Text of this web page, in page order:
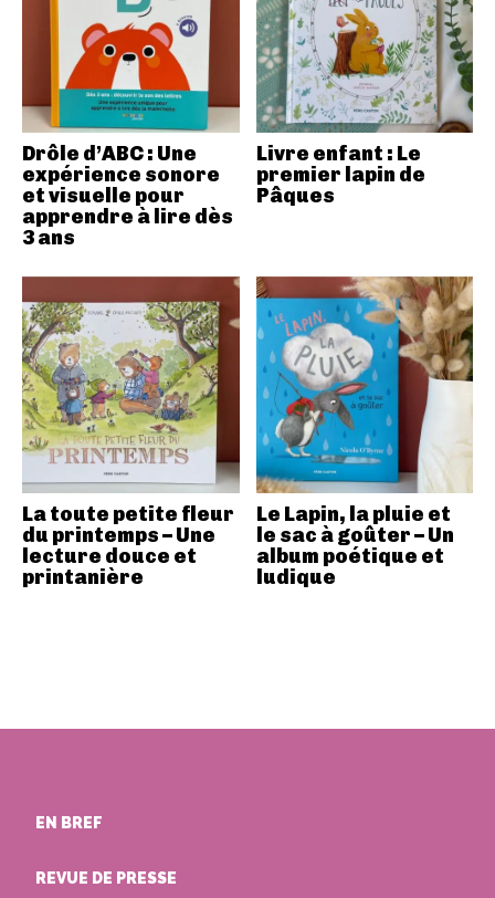
Drôle d’ABC : Une
expérience sonore
et visuelle pour
apprendre à lire dès
3 ans
Livre enfant : Le
premier lapin de
Pâques
La toute petite fleur
du printemps – Une
lecture douce et
printanière
Le Lapin, la pluie et
le sac à goûter – Un
album poétique et
ludique
EN BREF
REVUE DE PRESSE